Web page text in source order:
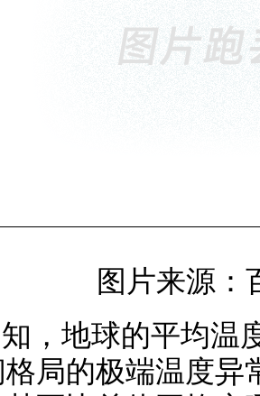
图片来源：
，地球的平均温
局的极端温度异